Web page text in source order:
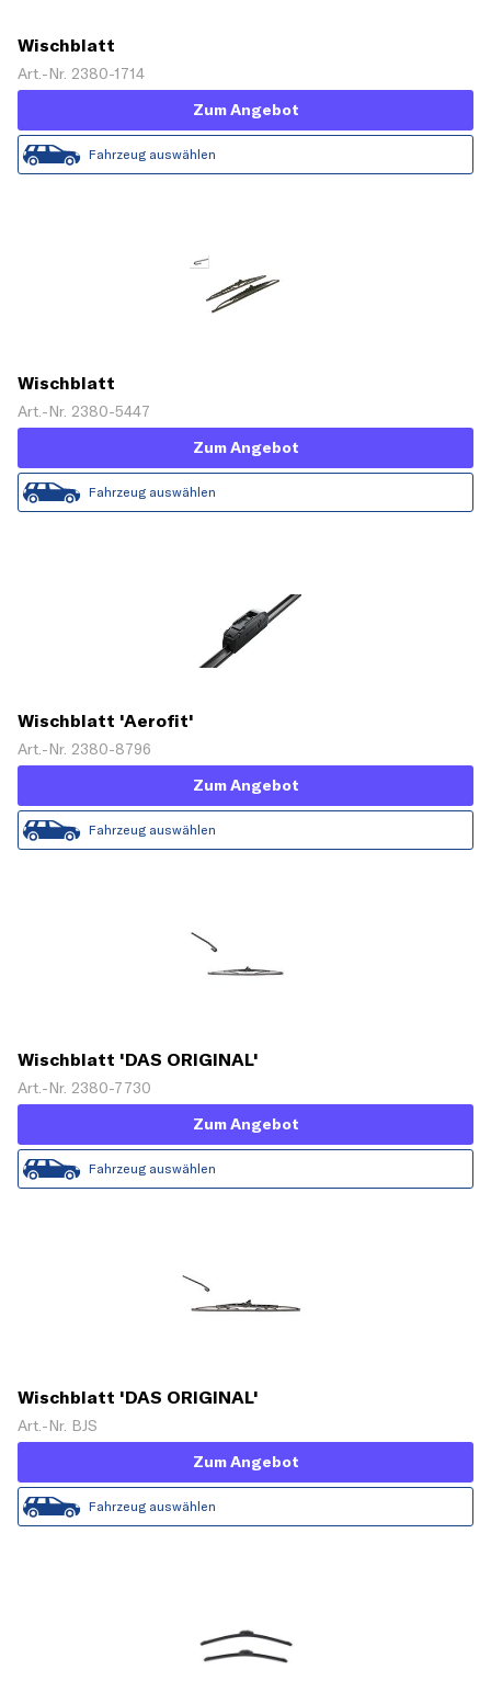
Wischblatt
Art.-Nr. 2380-1714
Zum Angebot
Fahrzeug auswählen
Wischblatt
Art.-Nr. 2380-5447
Zum Angebot
Fahrzeug auswählen
Wischblatt 'Aerofit'
Art.-Nr. 2380-8796
Zum Angebot
Fahrzeug auswählen
Wischblatt 'DAS ORIGINAL'
Art.-Nr. 2380-7730
Zum Angebot
Fahrzeug auswählen
Wischblatt 'DAS ORIGINAL'
Art.-Nr. BJS
Zum Angebot
Fahrzeug auswählen